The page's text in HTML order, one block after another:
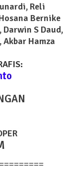
Reli
Bernike
S Daud,
Hamza